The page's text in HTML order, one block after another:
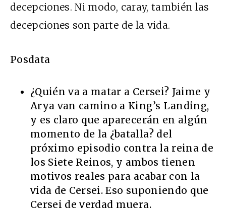
decepciones. Ni modo, caray, también las
decepciones son parte de la vida.
Posdata
¿Quién va a matar a Cersei? Jaime y
Arya van camino a King’s Landing,
y es claro que aparecerán en algún
momento de la ¿batalla? del
próximo episodio contra la reina de
los Siete Reinos, y ambos tienen
motivos reales para acabar con la
vida de Cersei. Eso suponiendo que
Cersei de verdad muera.